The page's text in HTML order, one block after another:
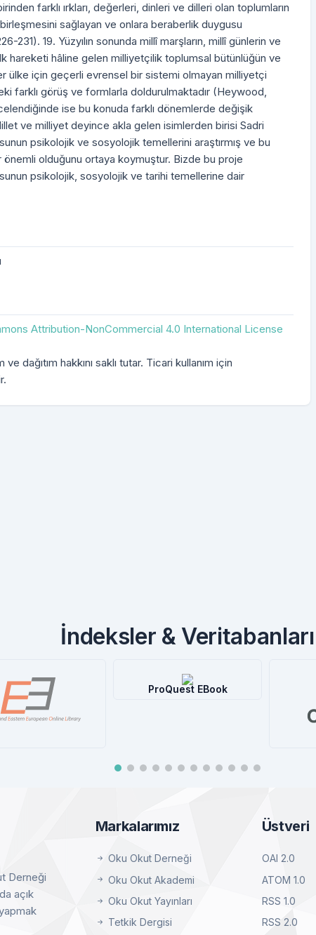
farklı ırkları, değerleri, dinleri ve dilleri olan toplumların
sağlayan ve onlara beraberlik duygusu
231). 19. Yüzyılın sonunda millî marşların, millî günlerin ve
hareketi hâline gelen milliyetçilik toplumsal bütünlüğün ve
ülke için geçerli evrensel bir sistemi olmayan milliyetçi
farklı görüş ve formlarla doldurulmaktadır (Heywood,
ise bu konuda farklı dönemlerde değişik
ve milliyet deyince akla gelen isimlerden birisi Sadri
psikolojik ve sosyolojik temellerini araştırmış ve bu
olduğunu ortaya koymuştur. Bizde bu proje
psikolojik, sosyolojik ve tarihi temellerine dair
Attribution-NonCommercial 4.0 International License
ve dağıtım hakkını saklı tutar. Ticari kullanım için
İndeksler & Veritabanları
EBook
Central®
Detay
Crossref
Derneği
açık
Markalarımız
Oku Okut Derneği
Oku Okut Akademi
Oku Okut Yayınları
Tetkik Dergisi
Üstveri
OAI 2.0
ATOM 1.0
RSS 1.0
RSS 2.0